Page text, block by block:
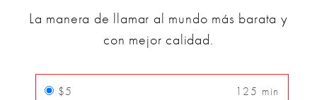
La manera de llamar al mundo más barata y
con mejor calidad.
$5 125 min